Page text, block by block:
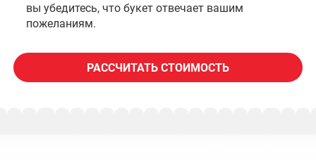
вы убедитесь, что букет отвечает вашим
пожеланиям.
РАССЧИТАТЬ СТОИМОСТЬ